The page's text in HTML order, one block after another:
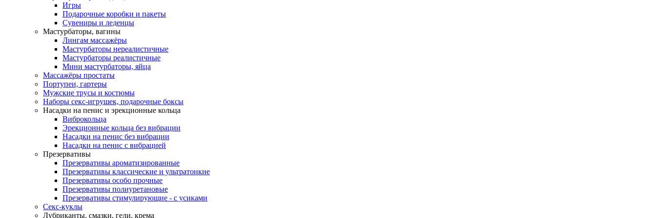
Игры
Подарочные коробки и пакеты
Сувениры и леденцы
Мастурбаторы, вагины
Лингам массажёры
Мастурбаторы нереалистичные
Мастурбаторы реалистичные
Мини мастурбаторы, яйца
Массажёры простаты
Портупеи, гартеры
Мужские трусы и костюмы
Наборы секс-игрушек, подарочные боксы
Насадки на пенис и эрекционные кольца
Виброкольца
Эрекционные кольца без вибрации
Насадки на пенис без вибрации
Насадки на пенис с вибрацией
Презервативы
Презервативы ароматизированные
Презервативы классические и ультратонкие
Презервативы особо прочные
Презервативы полиуретановые
Презервативы стимулирующие - с усиками
Секс-куклы
Лубриканты, смазки, гели, крема